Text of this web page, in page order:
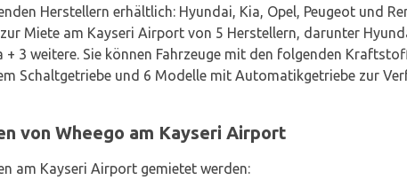
Herstellern erhältlich: Hyundai, Kia, Opel, Peugeot und
Miete am Kayseri Airport von 5 Herstellern, darunter
3 weitere. Sie können Fahrzeuge mit den folgenden
Schaltgetriebe und 6 Modelle mit Automatikgetriebe zur
von Wheego am Kayseri Airport
am Kayseri Airport gemietet werden: